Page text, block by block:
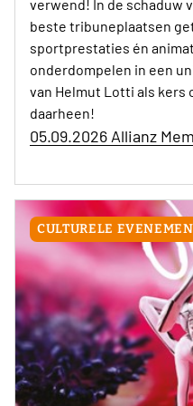
verwend! In de schaduw
beste tribuneplaatsen
sportprestaties én
onderdompelen in een
van Helmut Lotti als kers
daarheen!
05.09.2026 Allianz
CULTURELE